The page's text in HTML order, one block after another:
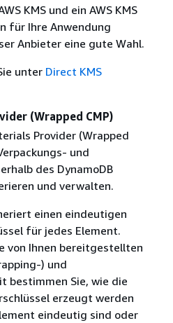
KMS und ein AWS KMS
für Ihre Anwendung
Anbieter eine gute Wahl.
unter Direct KMS
(Wrapped CMP)
Provider (Wrapped
und
des DynamoDB
und verwalten.
einen eindeutigen
für jedes Element.
von Ihnen bereitgestellten
) und
bestimmen Sie, wie die
erzeugt werden
eindeutig sind oder